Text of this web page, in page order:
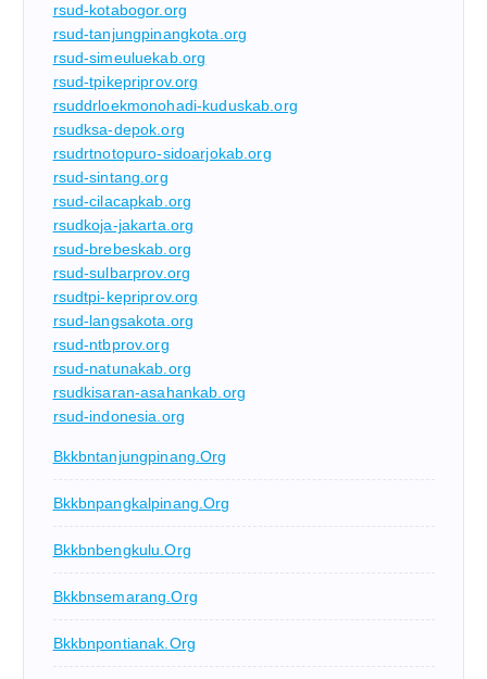
rsud-kotabogor.org
rsud-tanjungpinangkota.org
rsud-simeuluekab.org
rsud-tpikepriprov.org
rsuddrloekmonohadi-kuduskab.org
rsudksa-depok.org
rsudrtnotopuro-sidoarjokab.org
rsud-sintang.org
rsud-cilacapkab.org
rsudkoja-jakarta.org
rsud-brebeskab.org
rsud-sulbarprov.org
rsudtpi-kepriprov.org
rsud-langsakota.org
rsud-ntbprov.org
rsud-natunakab.org
rsudkisaran-asahankab.org
rsud-indonesia.org
Bkkbntanjungpinang.org
Bkkbnpangkalpinang.org
Bkkbnbengkulu.org
Bkkbnsemarang.org
Bkkbnpontianak.org